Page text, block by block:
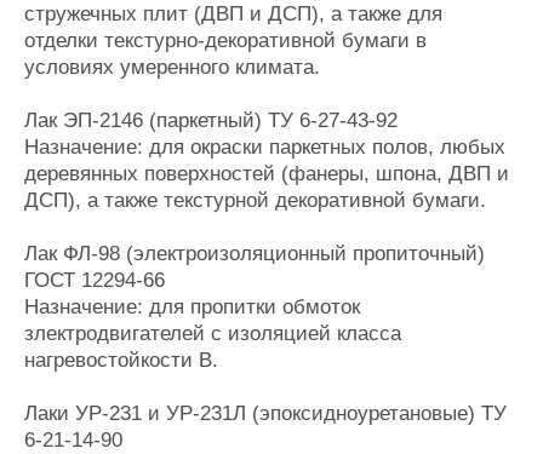
стружечных плит (ДВП и ДСП), а также для
отделки текстурно-декоративной бумаги в
условиях умеренного климата.
Лак ЭП-2146 (паркетный) ТУ 6-27-43-92
Назначение: для окраски паркетных полов, любых
деревянных поверхностей (фанеры, шпона, ДВП и
ДСП), а также текстурной декоративной бумаги.
Лак ФЛ-98 (электроизоляционный пропиточный)
ГОСТ 12294-66
Назначение: для пропитки обмоток
злектродвигателей с изоляцией класса
нагревостойкости В.
Лаки УР-231 и УР-231Л (эпоксидноуретановые) ТУ
6-21-14-90